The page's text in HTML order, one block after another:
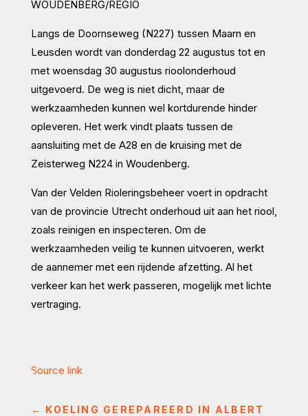
WOUDENBERG/REGIO
Langs de Doornseweg (N227) tussen Maarn en
Leusden wordt van donderdag 22 augustus tot en
met woensdag 30 augustus rioolonderhoud
uitgevoerd. De weg is niet dicht, maar de
werkzaamheden kunnen wel kortdurende hinder
opleveren. Het werk vindt plaats tussen de
aansluiting met de A28 en de kruising met de
Zeisterweg N224 in Woudenberg.
Van der Velden Rioleringsbeheer voert in opdracht
van de provincie Utrecht onderhoud uit aan het riool,
zoals reinigen en inspecteren. Om de
werkzaamheden veilig te kunnen uitvoeren, werkt
de aannemer met een rijdende afzetting. Al het
verkeer kan het werk passeren, mogelijk met lichte
vertraging.
Source link
← KOELING GEREPAREERD IN ALBERT